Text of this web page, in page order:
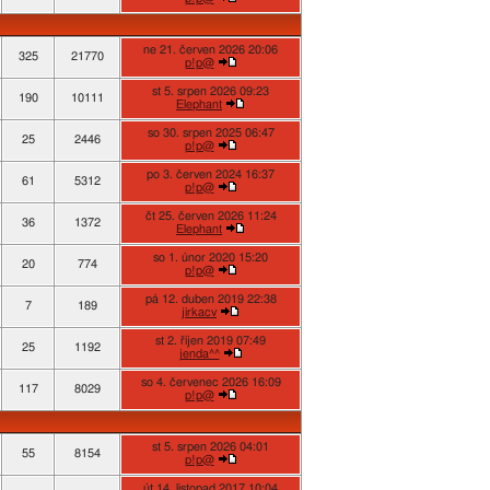
325 21770
ne 21. červen 2026 20:06
p!p@
190 10111
st 5. srpen 2026 09:23
Elephant
25 2446
so 30. srpen 2025 06:47
p!p@
61 5312
po 3. červen 2024 16:37
p!p@
36 1372
čt 25. červen 2026 11:24
Elephant
20 774
so 1. únor 2020 15:20
p!p@
7 189
pá 12. duben 2019 22:38
jirkacv
25 1192
st 2. říjen 2019 07:49
jenda^^
117 8029
so 4. červenec 2026 16:09
p!p@
55 8154
st 5. srpen 2026 04:01
p!p@